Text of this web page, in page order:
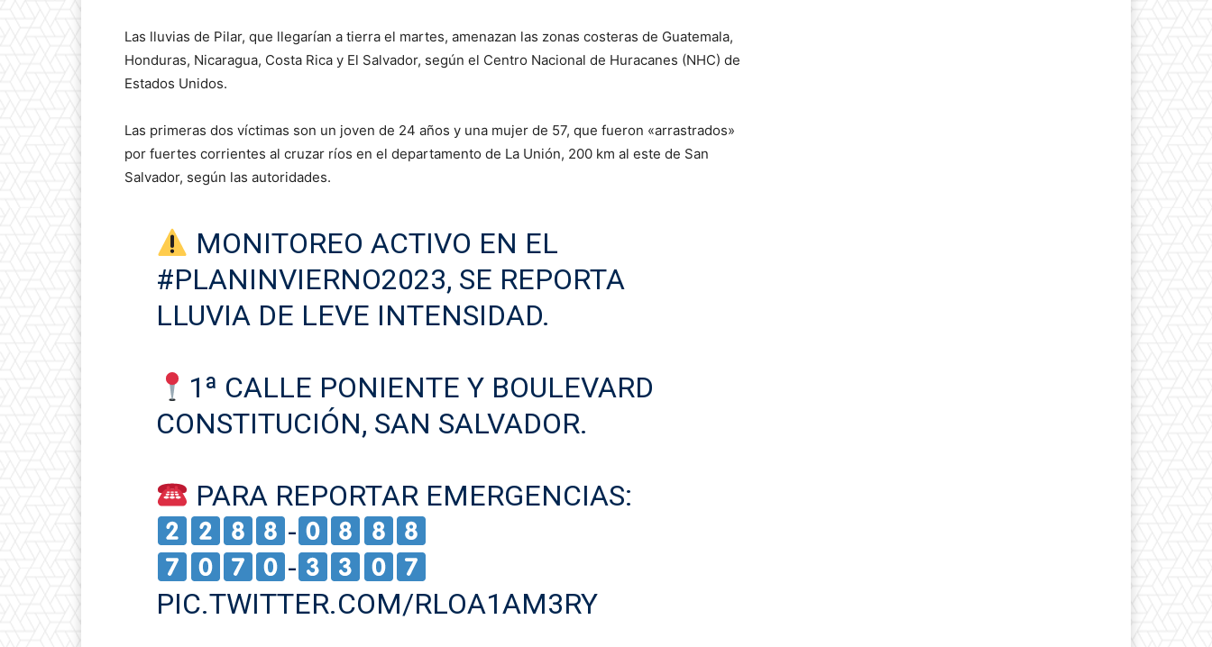
Las lluvias de Pilar, que llegarían a tierra el martes, amenazan las zonas costeras de Guatemala,
Honduras, Nicaragua, Costa Rica y El Salvador, según el Centro Nacional de Huracanes (NHC) de
Estados Unidos.
Las primeras dos víctimas son un joven de 24 años y una mujer de 57, que fueron «arrastrados»
por fuertes corrientes al cruzar ríos en el departamento de La Unión, 200 km al este de San
Salvador, según las autoridades.
MONITOREO ACTIVO EN EL
#PLANINVIERNO2023, SE REPORTA
LLUVIA DE LEVE INTENSIDAD.
1ª CALLE PONIENTE Y BOULEVARD
CONSTITUCIÓN, SAN SALVADOR.
PARA REPORTAR EMERGENCIAS:
-
-
PIC.TWITTER.COM/RLOA1AM3RY